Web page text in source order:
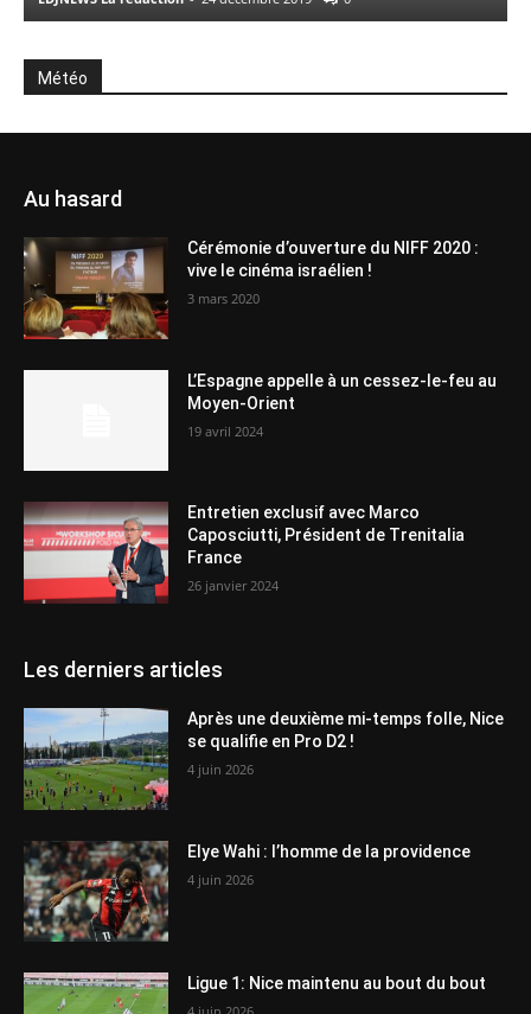
Météo
Au hasard
Cérémonie d’ouverture du NIFF 2020 :
vive le cinéma israélien !
3 mars 2020
L’Espagne appelle à un cessez-le-feu au
Moyen-Orient
19 avril 2024
Entretien exclusif avec Marco
Caposciutti, Président de Trenitalia
France
26 janvier 2024
Les derniers articles
Après une deuxième mi-temps folle, Nice
se qualifie en Pro D2 !
4 juin 2026
Elye Wahi : l’homme de la providence
4 juin 2026
Ligue 1: Nice maintenu au bout du bout